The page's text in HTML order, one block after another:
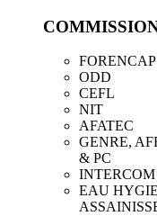
FORENCAP
ODD
CEFL
NIT
AFATEC
GENRE,
& PC
INTERCOM
EAU